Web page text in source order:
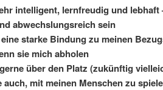
intelligent, lernfreudig und
abwechslungsreich sein
starke Bindung zu meinen
sie mich abholen
über den Platz (zukünftig
auch, mit meinen Menschen zu